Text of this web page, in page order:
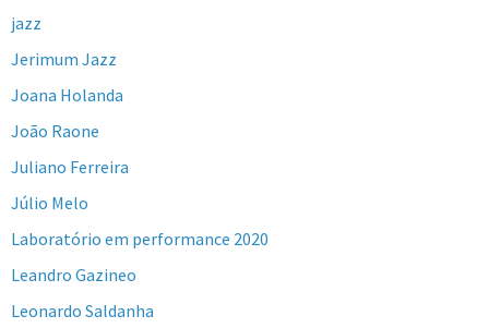
jazz
Jerimum Jazz
Joana Holanda
João Raone
Juliano Ferreira
Júlio Melo
Laboratório em performance 2020
Leandro Gazineo
Leonardo Saldanha